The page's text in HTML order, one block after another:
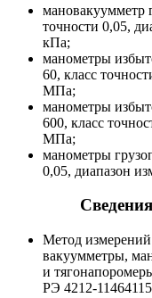
мановакуумметр
точности 0,05,
кПа;
манометры
60, класс
МПа;
манометры
600, класс
МПа;
манометры
0,05, диапазон
Метод
вакуумметры,
и
РЭ 4212-